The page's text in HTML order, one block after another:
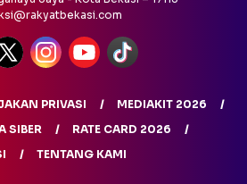
PRIVASI
MEDIAKIT 2026
SIBER
RATE CARD 2026
TENTANG KAMI